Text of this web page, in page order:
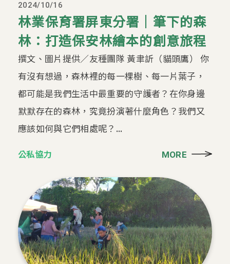
2024/10/16
林業保育署屏東分署｜筆下的森
林：打造保安林繪本的創意旅程
撰文、圖片提供／友種團隊 黃聿訢（貓頭鷹） 你
有沒有想過，森林裡的每一棵樹、每一片葉子，
都可能是我們生活中最重要的守護者？在你身邊
默默存在的森林，究竟扮演著什麼角色？我們又
應該如何與它們相處呢？...
公私協力 MORE